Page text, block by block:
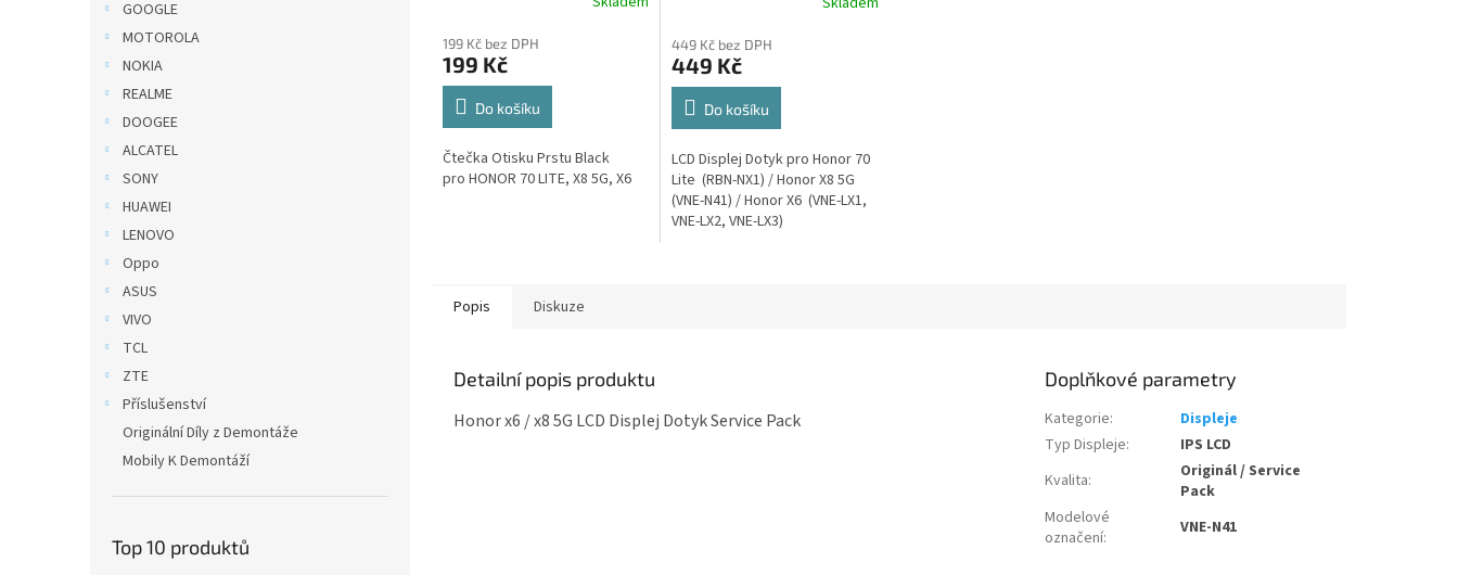
GOOGLE
MOTOROLA
NOKIA
REALME
DOOGEE
ALCATEL
SONY
HUAWEI
LENOVO
Oppo
ASUS
VIVO
TCL
ZTE
Příslušenství
Originální Díly z Demontáže
Mobily K Demontáží
Top 10 produktů
199 Kč bez DPH
199 Kč
Do košíku
Čtečka Otisku Prstu Black
pro HONOR 70 LITE, X8 5G, X6
449 Kč bez DPH
449 Kč
Do košíku
LCD Displej Dotyk pro Honor 70
Lite (RBN-NX1) / Honor X8 5G
(VNE-N41) / Honor X6 (VNE-LX1,
VNE-LX2, VNE-LX3)
Popis Diskuze
Detailní popis produktu
Honor x6 / x8 5G LCD Displej Dotyk Service Pack
Doplňkové parametry
Kategorie:
Displeje
Typ Displeje:
IPS LCD
Kvalita:
Originál / Service
Pack
Modelové
označení: VNE-N41